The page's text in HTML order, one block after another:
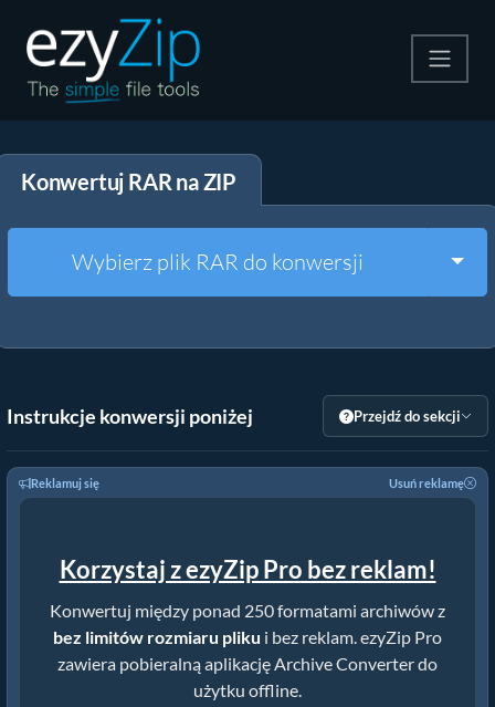
Rozpakuj
Inne narzędzia
Konwertuj RAR na ZIP
Wybierz plik RAR do konwersji
Instrukcje konwersji poniżej Przejdź do sekcji
Reklamuj się Usuń reklamę
Korzystaj z ezyZip Pro bez reklam!
Konwertuj między ponad 250 formatami archiwów z
bez limitów rozmiaru pliku i bez reklam. ezyZip Pro
zawiera pobieralną aplikację Archive Converter do
użytku offline.